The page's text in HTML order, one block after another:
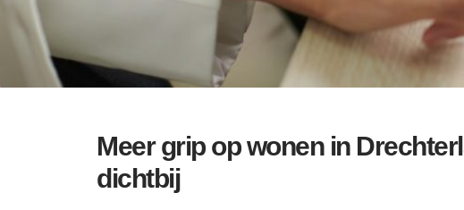
Meer grip op wonen in
dichtbij